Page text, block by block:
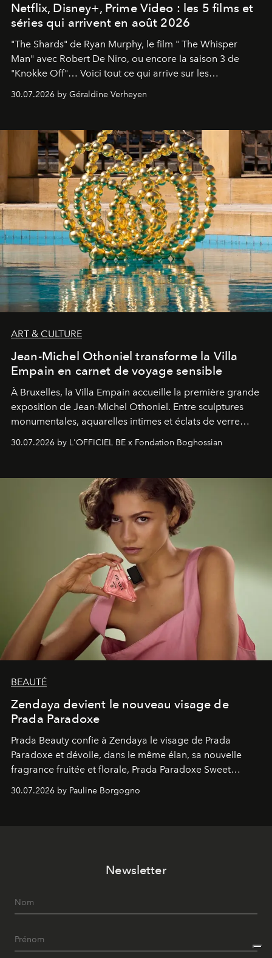
Netflix, Disney+, Prime Video : les 5 films et
séries qui arrivent en août 2026
"The Shards" de Ryan Murphy, le film " The Whisper
Man" avec Robert De Niro, ou encore la saison 3 de
"Knokke Off"… Voici tout ce qui arrive sur les
plateformes de streaming en août 2026.
30.07.2026 by Géraldine Verheyen
ART & CULTURE
Jean-Michel Othoniel transforme la Villa
Empain en carnet de voyage sensible
À Bruxelles, la Villa Empain accueille la première grande
exposition de Jean-Michel Othoniel. Entre sculptures
monumentales, aquarelles intimes et éclats de verre
soufflé, l’artiste français compose un itinéraire
émotionnel où chaque œuvre devient le souvenir
émerveillement.
30.07.2026 by L'OFFICIEL BE x Fondation Boghossian
BEAUTÉ
Zendaya devient le nouveau visage de
Prada Paradoxe
Prada Beauty confie à Zendaya le visage de Prada
Paradoxe et dévoile, dans le même élan, sa nouvelle
fragrance fruitée et florale, Prada Paradoxe Sweet
Chemistry Eau de Parfum.
30.07.2026 by Pauline Borgogno
Newsletter